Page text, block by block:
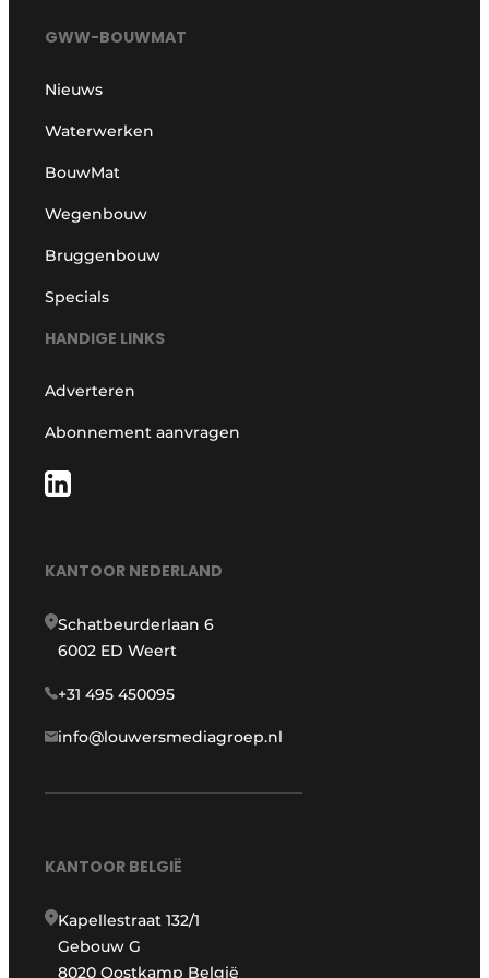
GWW-BOUWMAT
Nieuws
Waterwerken
BouwMat
Wegenbouw
Bruggenbouw
Specials
HANDIGE LINKS
Adverteren
Abonnement aanvragen
KANTOOR NEDERLAND
Schatbeurderlaan 6
6002 ED Weert
+31 495 450095
info@louwersmediagroep.nl
KANTOOR BELGIË
Kapellestraat 132/1
Gebouw G
8020 Oostkamp België